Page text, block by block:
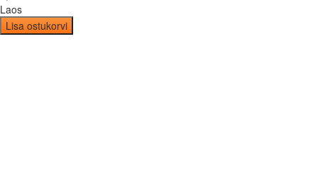
Laos
Lisa ostukorvi